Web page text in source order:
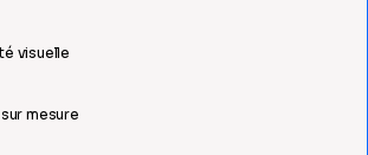
visuelle
mesure